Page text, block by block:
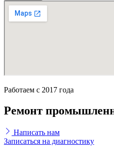
Работаем с 2017 года
Ремонт
Написать нам
Записаться на диагностику